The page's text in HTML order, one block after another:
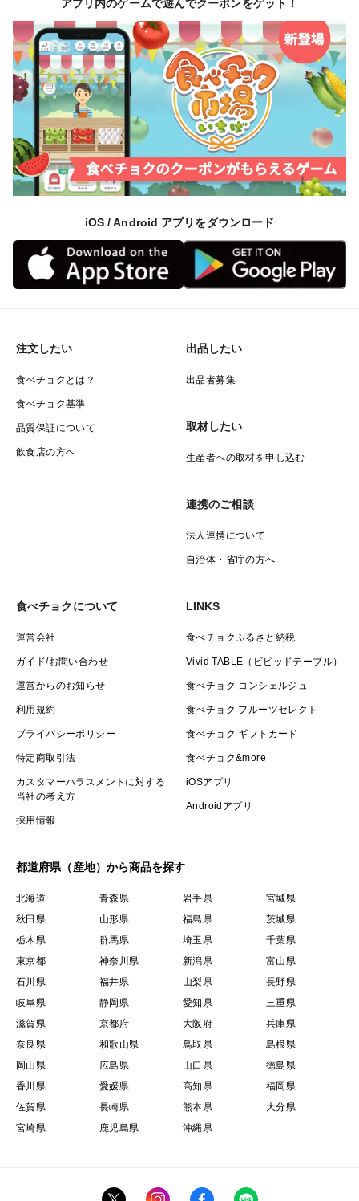
アプリ内のゲームで遊んでクーポンをゲット！
iOS / Android アプリをダウンロード
注文したい
食べチョクとは？
食べチョク基準
品質保証について
飲食店の方へ
出品したい
出品者募集
取材したい
生産者への取材を申し込む
連携のご相談
法人連携について
自治体・省庁の方へ
食べチョクについて
運営会社
ガイド/お問い合わせ
運営からのお知らせ
利用規約
プライバシーポリシー
特定商取引法
カスタマーハラスメントに対する
当社の考え方
採用情報
LINKS
食べチョクふるさと納税
Vivid TABLE（ビビッドテーブル）
食べチョク コンシェルジュ
食べチョク フルーツセレクト
食べチョク ギフトカード
食べチョク&more
iOSアプリ
Androidアプリ
都道府県（産地）から商品を探す
北海道 青森県 岩手県
宮城県
秋田県
山形県 福島県
茨城県
栃木県
群馬県 埼玉県
千葉県
東京都
神奈川県 新潟県
富山県
石川県
福井県 山梨県
長野県
岐阜県
静岡県 愛知県
三重県
滋賀県
京都府 大阪府
兵庫県
奈良県
和歌山県 鳥取県
島根県
岡山県
広島県 山口県
徳島県
香川県
愛媛県 高知県
福岡県
佐賀県
長崎県 熊本県
大分県
宮崎県
鹿児島県 沖縄県